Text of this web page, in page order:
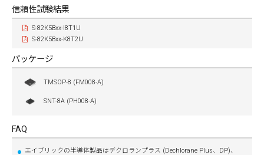
信頼性試験結果
S-82K5Bxx-I8T1U
S-82K5Bxx-K8T2U
パッケージ
TMSOP-8 (FM008-A)
SNT-8A (PH008-A)
FAQ
エイブリックの半導体製品はデクロランプラス (Dechlorane Plus、DP)、